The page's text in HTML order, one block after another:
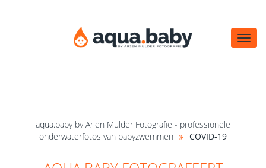
aqua.baby by Arjen Mulder Fotografie - professionele
onderwaterfotos van babyzwemmen
COVID-19